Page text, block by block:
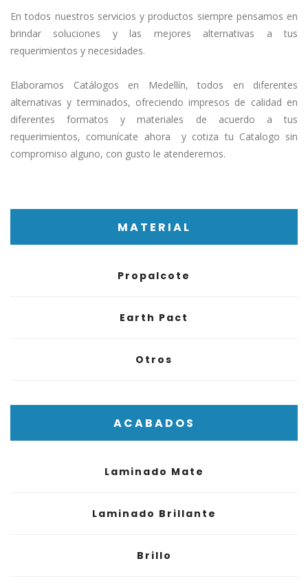
En todos nuestros servicios y productos siempre pensamos en
brindar soluciones y las mejores alternativas a tus
requerimientos y necesidades.
Elaboramos Catálogos en Medellín, todos en diferentes
alternativas y terminados, ofreciendo impresos de calidad en
diferentes formatos y materiales de acuerdo a tus
requerimientos, comunícate ahora y cotiza tu Catalogo sin
compromiso alguno, con gusto le atenderemos.
MATERIAL
Propalcote
Earth Pact
Otros
ACABADOS
Laminado Mate
Laminado Brillante
Brillo